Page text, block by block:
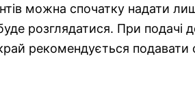
можна спочатку надати
розглядатися. При
рекомендується подавати